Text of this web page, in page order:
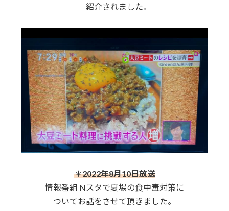
紹介されました。
＊2022年8月10日放送
情報番組 Nスタで夏場の食中毒対策に
ついてお話をさせて頂きました。